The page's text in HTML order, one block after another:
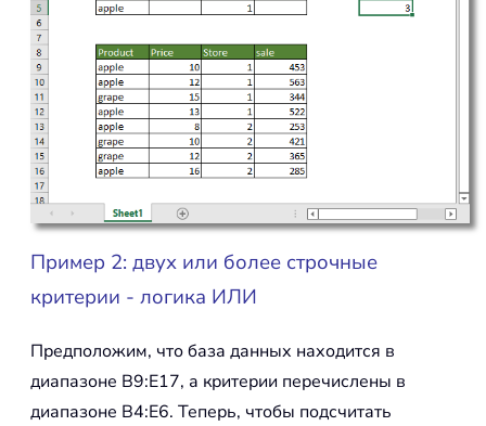
Пример 2: двух или более строчные
критерии - логика ИЛИ
Предположим, что база данных находится в
диапазоне B9:E17, а критерии перечислены в
диапазоне B4:E6. Теперь, чтобы подсчитать